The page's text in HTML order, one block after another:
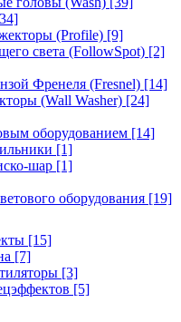
(Profile) [9]
света (FollowSpot) [2]
Френеля (Fresnel) [14]
(Wall Washer) [24]
оборудованием [14]
[1]
шар [1]
оборудования [19]
[15]
[7]
[3]
[5]